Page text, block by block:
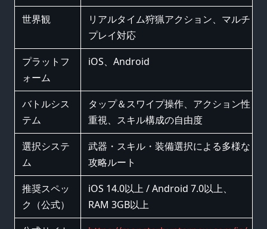
世界観
リアルタイム狩猟アクション、マルチ
プレイ対応
プラットフ
ォーム
iOS、Android
バトルシス
テム
タップ＆スワイプ操作、アクション性
重視、スキル構成の自由度
選択システ
ム
武器・スキル・装備選択による多様な
攻略ルート
推奨スペッ
ク（公式）
iOS 14.0以上 / Android 7.0以上、
RAM 3GB以上